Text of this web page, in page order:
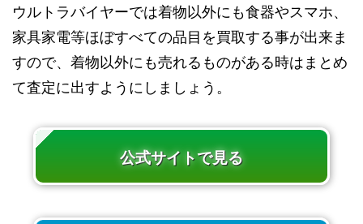
ウルトラバイヤーでは着物以外にも食器やスマホ、
家具家電等ほぼすべての品目を買取する事が出来ま
すので、着物以外にも売れるものがある時はまとめ
て査定に出すようにしましょう。
公式サイトで見る